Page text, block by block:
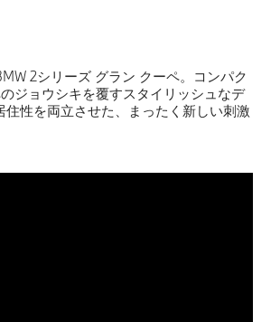
2シリーズ グラン クーペ。コンパク
ジョウシキを覆すスタイリッシュなデ
住性を両立させた、まったく新しい刺激